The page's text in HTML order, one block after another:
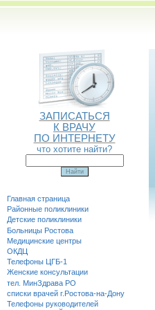
ЗАПИСАТЬСЯ
К ВРАЧУ
ПО ИНТЕРНЕТУ
что хотите найти?
Главная страница
Районные поликлиники
Детские поликлиники
Больницы Ростова
Медицинские центры
ОКДЦ
Телефоны ЦГБ-1
Женские консультации
тел. МинЗдрава РО
списки врачей г.Ростова-на-Дону
Телефоны руководителей